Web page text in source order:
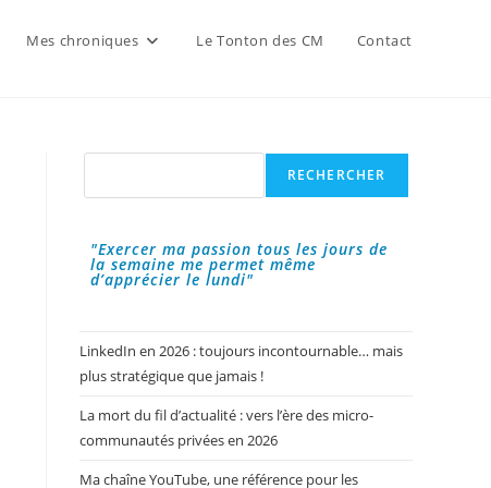
Mes chroniques Le Tonton des CM Contact
Rechercher
RECHERCHER
"Exercer ma passion tous les jours de
la semaine me permet même
d’apprécier le lundi"
LinkedIn en 2026 : toujours incontournable… mais
plus stratégique que jamais !
La mort du fil d’actualité : vers l’ère des micro-
communautés privées en 2026
Ma chaîne YouTube, une référence pour les